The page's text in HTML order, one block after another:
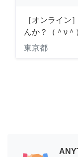
［オンライン
んか？（＾ν
東京都